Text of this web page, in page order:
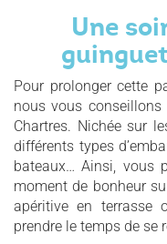
Une
Pour prolonger cette
nous vous
Chartres. Nichée sur
différents types
bateaux… Ainsi, vous
moment de bonheur
apéritive en terrasse
prendre le temps de se